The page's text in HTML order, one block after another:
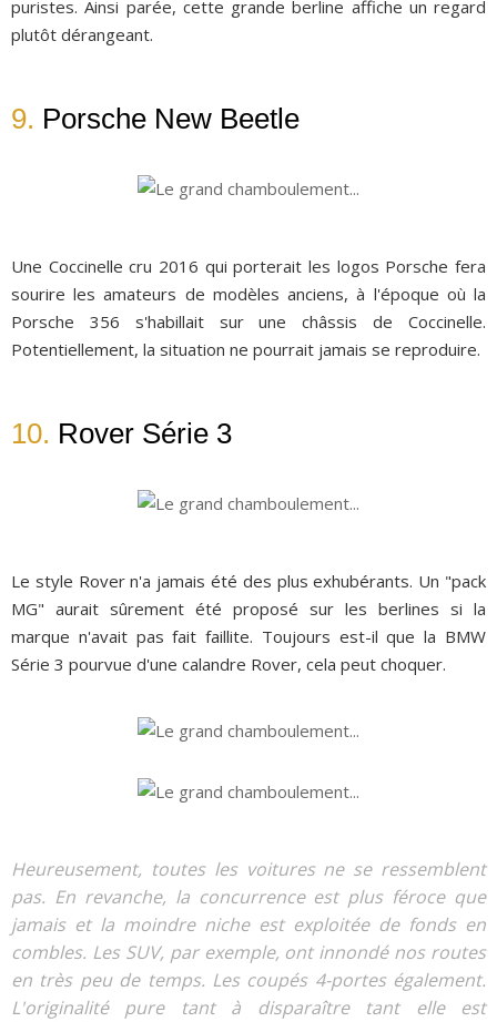
puristes. Ainsi parée, cette grande berline affiche un regard
plutôt dérangeant.
9. Porsche New Beetle
Une Coccinelle cru 2016 qui porterait les logos Porsche fera
sourire les amateurs de modèles anciens, à l'époque où la
Porsche 356 s'habillait sur une châssis de Coccinelle.
Potentiellement, la situation ne pourrait jamais se reproduire.
10. Rover Série 3
Le style Rover n'a jamais été des plus exhubérants. Un "pack
MG" aurait sûrement été proposé sur les berlines si la
marque n'avait pas fait faillite. Toujours est-il que la BMW
Série 3 pourvue d'une calandre Rover, cela peut choquer.
Heureusement, toutes les voitures ne se ressemblent
pas. En revanche, la concurrence est plus féroce que
jamais et la moindre niche est exploitée de fonds en
combles. Les SUV, par exemple, ont innondé nos routes
en très peu de temps. Les coupés 4-portes également.
L'originalité pure tant à disparaître tant elle est